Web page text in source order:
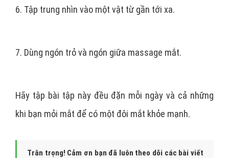
6. Tập trung nhìn vào một vật từ gần tới xa.
7. Dùng ngón trỏ và ngón giữa massage mắt.
Hãy tập bài tập này đều đặn mỗi ngày và cả những
khi bạn mỏi mắt để có một đôi mắt khỏe mạnh.
Trân trọng! Cảm ơn bạn đã luôn theo dõi các bài viết